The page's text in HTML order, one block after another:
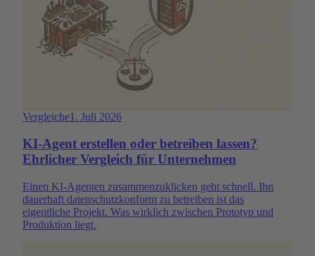
Vergleiche1. Juli 2026
KI-Agent erstellen oder betreiben lassen?
Ehrlicher Vergleich für Unternehmen
Einen KI-Agenten zusammenzuklicken geht schnell. Ihn
dauerhaft datenschutzkonform zu betreiben ist das
eigentliche Projekt. Was wirklich zwischen Prototyp und
Produktion liegt.